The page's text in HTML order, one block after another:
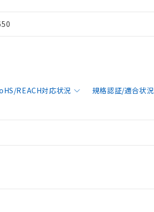
REACH対応状況 規格認証/適合状況